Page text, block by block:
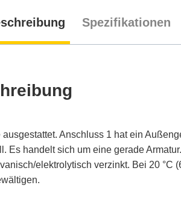
Spezifikationen
Anschluss 1 hat ein
Es handelt sich um eine gerade
elektrolytisch verzinkt. Bei 20 °C